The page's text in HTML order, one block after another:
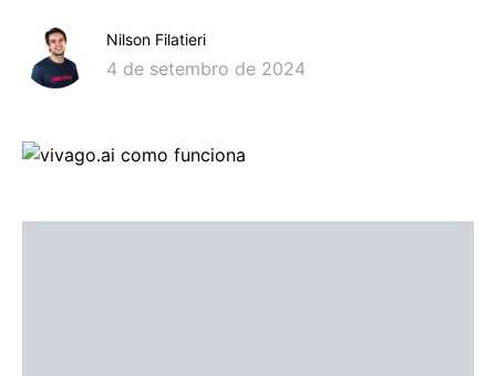
Nilson Filatieri
4 de setembro de 2024